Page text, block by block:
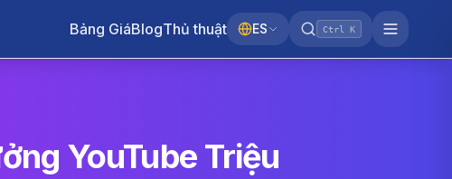
Bảng GiáBlogThủ thuật ES Ctrl K
YouTube Triệu